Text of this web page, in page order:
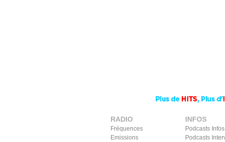
RADIO
Fréquences
Emissions
INFOS
Podcasts
Podcasts